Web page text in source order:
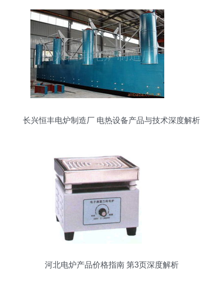
长兴恒丰电炉制造厂 电热设备产品与技术深度解析
河北电炉产品价格指南 第3页深度解析